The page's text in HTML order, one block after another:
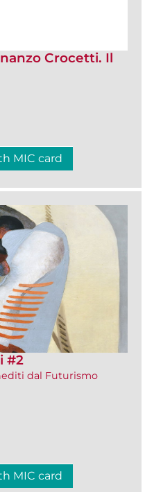
Crocetti. Il
MIC card
#2
dal Futurismo
MIC card